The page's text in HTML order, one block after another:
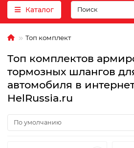
Каталог
Топ комплект
Топ комплектов
тормозных шлангов
автомобиля в
HelRussia.ru